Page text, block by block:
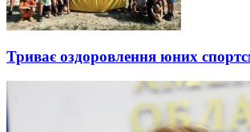
Триває оздоровлення юних